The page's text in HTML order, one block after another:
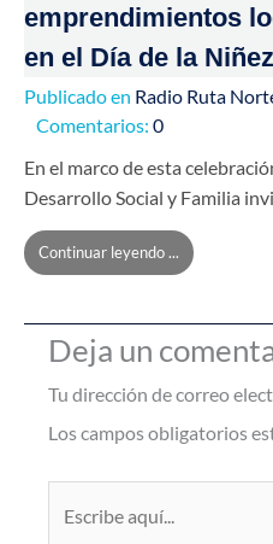
emprendimientos
en el Día de la Niñez
Publicado en Radio Ruta
Comentarios: 0
En el marco de esta
Desarrollo Social y Familia
Continuar leyendo ...
Deja un
Tu dirección de correo
Los campos obligatorios